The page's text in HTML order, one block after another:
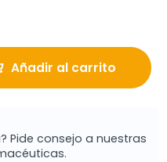
Añadir al carrito
Pide consejo a nuestras